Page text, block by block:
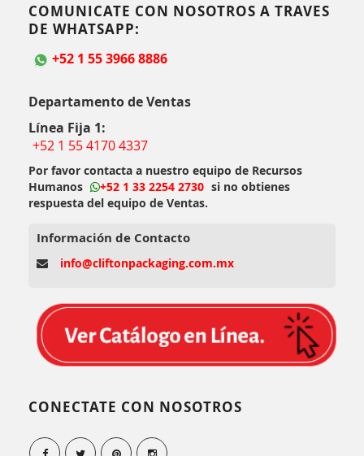
COMUNICATE CON NOSOTROS A TRAVES
DE WHATSAPP:
+52 1 55 3966 8886
Departamento de Ventas
Línea Fija 1:
+52 1 55 4170 4337
Por favor contacta a nuestro equipo de Recursos
Humanos
+52 1 33 2254 2730 si no obtienes
respuesta del equipo de Ventas.
Información de Contacto
info@cliftonpackaging.com.mx
CONECTATE CON NOSOTROS